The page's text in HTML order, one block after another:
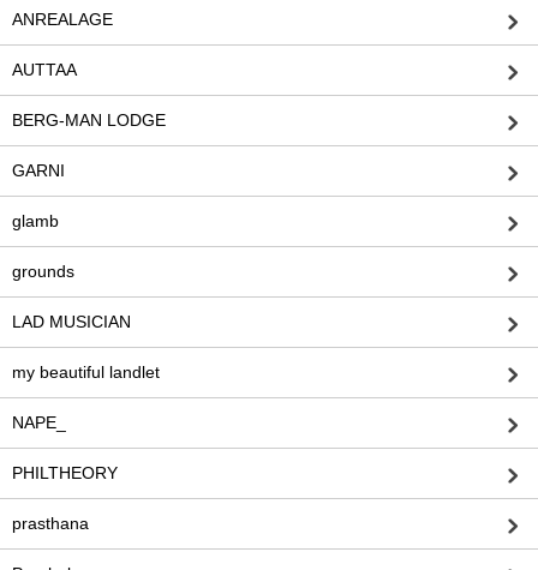
ANREALAGE
AUTTAA
BERG-MAN LODGE
GARNI
glamb
grounds
LAD MUSICIAN
my beautiful landlet
NAPE_
PHILTHEORY
prasthana